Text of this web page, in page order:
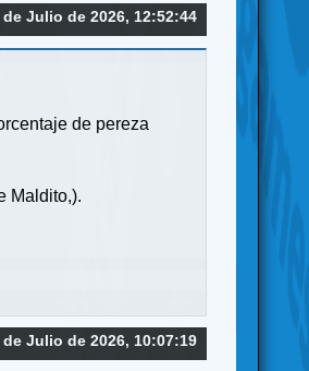
Julio de 2026, 12:52:44
de pereza
Maldito,).
Julio de 2026, 10:07:19